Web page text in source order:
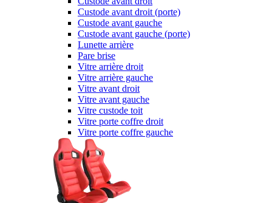
Custode avant droit (porte)
Custode avant gauche
Custode avant gauche (porte)
Lunette arrière
Pare brise
Vitre arrière droit
Vitre arrière gauche
Vitre avant droit
Vitre avant gauche
Vitre custode toit
Vitre porte coffre droit
Vitre porte coffre gauche